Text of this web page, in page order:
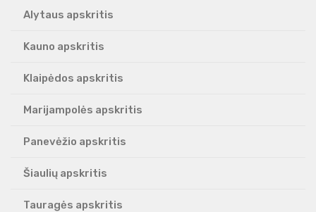
Alytaus apskritis
Kauno apskritis
Klaipėdos apskritis
Marijampolės apskritis
Panevėžio apskritis
Šiaulių apskritis
Tauragės apskritis